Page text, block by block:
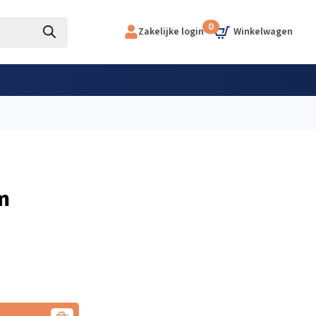
Zakelijke login 0